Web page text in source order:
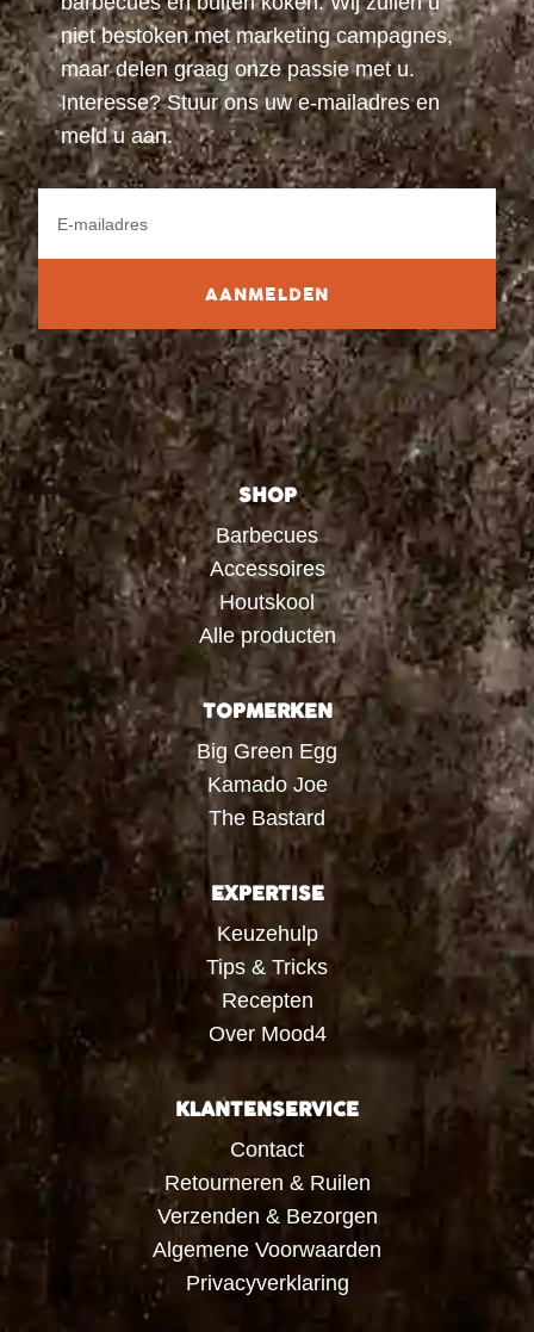
niet bestoken met marketing campagnes,
maar delen graag onze passie met u.
Interesse? Stuur ons uw e-mailadres en
meld u aan.
AANMELDEN
SHOP
Barbecues
Accessoires
Houtskool
Alle producten
TOPMERKEN
Big Green Egg
Kamado Joe
The Bastard
EXPERTISE
Keuzehulp
Tips & Tricks
Recepten
Over Mood4
KLANTENSERVICE
Contact
Retourneren & Ruilen
Verzenden & Bezorgen
Algemene Voorwaarden
Privacyverklaring